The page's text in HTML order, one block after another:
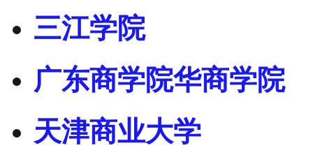
三江学院
广东商学院华商学院
天津商业大学